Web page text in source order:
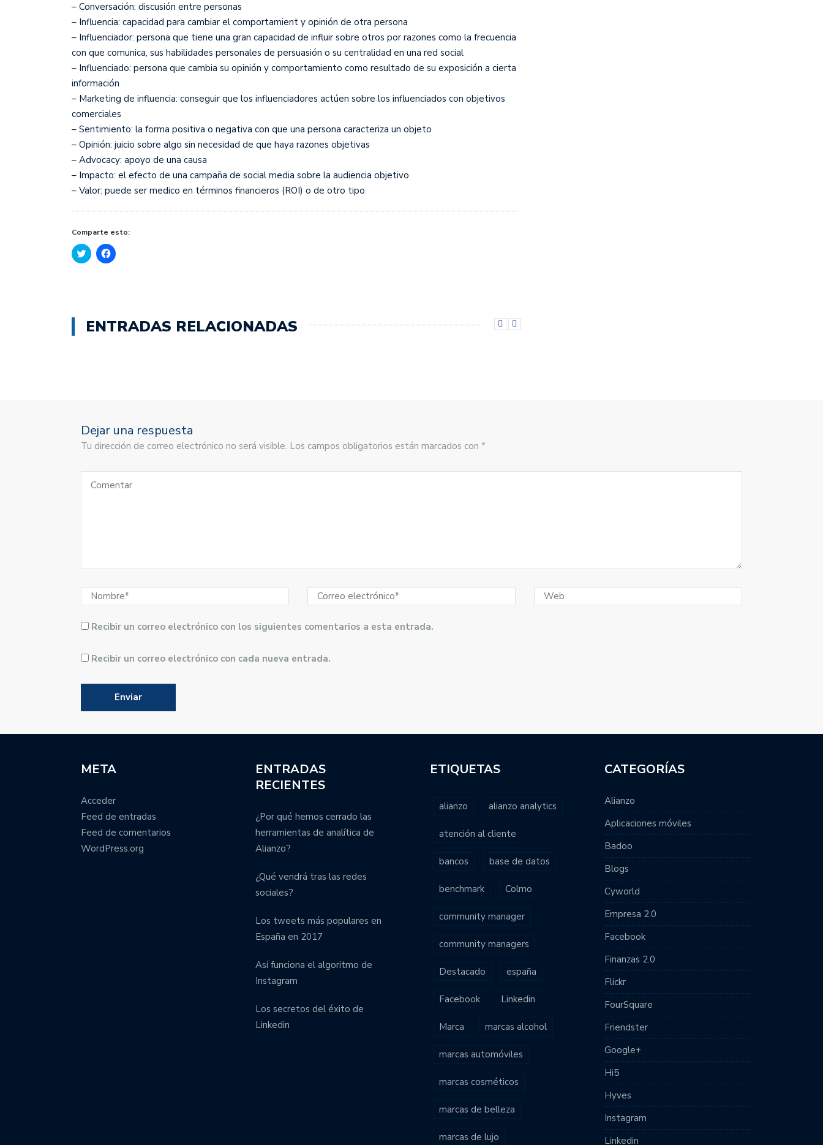
– Conversación: discusión entre personas
– Influencia: capacidad para cambiar el comportamient y opinión de otra persona
– Influenciador: persona que tiene una gran capacidad de influir sobre otros por razones como la frecuencia
con que comunica, sus habilidades personales de persuasión o su centralidad en una red social
– Influenciado: persona que cambia su opinión y comportamiento como resultado de su exposición a cierta
información
– Marketing de influencia: conseguir que los influenciadores actúen sobre los influenciados con objetivos
comerciales
– Sentimiento: la forma positiva o negativa con que una persona caracteriza un objeto
– Opinión: juicio sobre algo sin necesidad de que haya razones objetivas
– Advocacy: apoyo de una causa
– Impacto: el efecto de una campaña de social media sobre la audiencia objetivo
– Valor: puede ser medico en términos financieros (ROI) o de otro tipo
Comparte esto:
Haz
clic
una
ventana
Haz
clic
una
ventana
ENTRADAS RELACIONADAS
Dejar una respuesta
Tu dirección de correo electrónico no será visible. Los campos obligatorios están marcados con *
Recibir un correo electrónico con los siguientes comentarios a esta entrada.
Recibir un correo electrónico con cada nueva entrada.
META
Acceder
Feed de entradas
Feed de comentarios
WordPress.org
ENTRADAS
RECIENTES
¿Por qué hemos cerrado las
herramientas de analítica de
Alianzo?
¿Qué vendrá tras las redes
sociales?
Los tweets más populares en
España en 2017
Así funciona el algoritmo de
Instagram
Los secretos del éxito de
Linkedin
ETIQUETAS
alianzo alianzo analytics
atención al cliente
bancos base de datos
benchmark Colmo
community manager
community managers
Destacado españa
Facebook Linkedin
Marca marcas alcohol
marcas automóviles
marcas cosméticos
marcas de belleza
marcas de lujo
CATEGORÍAS
Alianzo
Aplicaciones móviles
Badoo
Blogs
Cyworld
Empresa 2.0
Facebook
Finanzas 2.0
Flickr
FourSquare
Friendster
Google+
Hi5
Hyves
Instagram
Linkedin